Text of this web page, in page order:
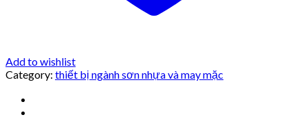
Add to wishlist
Category: thiết bị ngành sơn nhựa và may mặc